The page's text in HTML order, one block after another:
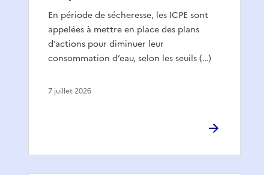
En période de sécheresse, les ICPE sont
appelées à mettre en place des plans
d’actions pour diminuer leur
consommation d’eau, selon les seuils (…)
7 juillet 2026